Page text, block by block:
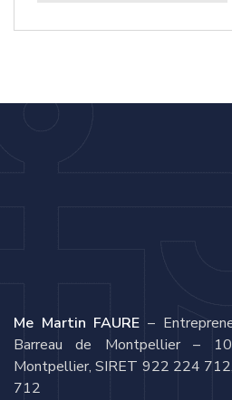
Me Martin FAURE –
Barreau de Montpellier –
Montpellier, SIRET 922 224
712